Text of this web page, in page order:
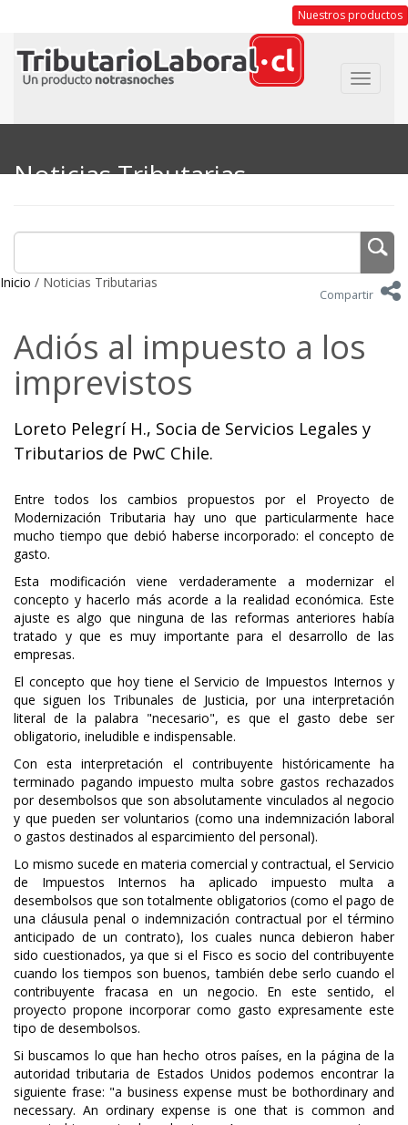
Nuestros productos
Toggle
Noticias Tributarias
Inicio / Noticias Tributarias
Compartir
Adiós al impuesto a los
imprevistos
Loreto Pelegrí H., Socia de Servicios Legales y
Tributarios de PwC Chile.
Entre todos los cambios propuestos por el Proyecto de
Modernización Tributaria hay uno que particularmente hace
mucho tiempo que debió haberse incorporado: el concepto de
gasto.
Esta modificación viene verdaderamente a modernizar el
concepto y hacerlo más acorde a la realidad económica. Este
ajuste es algo que ninguna de las reformas anteriores había
tratado y que es muy importante para el desarrollo de las
empresas.
El concepto que hoy tiene el Servicio de Impuestos Internos y
que siguen los Tribunales de Justicia, por una interpretación
literal de la palabra "necesario", es que el gasto debe ser
obligatorio, ineludible e indispensable.
Con esta interpretación el contribuyente históricamente ha
terminado pagando impuesto multa sobre gastos rechazados
por desembolsos que son absolutamente vinculados al negocio
y que pueden ser voluntarios (como una indemnización laboral
o gastos destinados al esparcimiento del personal).
Lo mismo sucede en materia comercial y contractual, el Servicio
de Impuestos Internos ha aplicado impuesto multa a
desembolsos que son totalmente obligatorios (como el pago de
una cláusula penal o indemnización contractual por el término
anticipado de un contrato), los cuales nunca debieron haber
sido cuestionados, ya que si el Fisco es socio del contribuyente
cuando los tiempos son buenos, también debe serlo cuando el
contribuyente fracasa en un negocio. En este sentido, el
proyecto propone incorporar como gasto expresamente este
tipo de desembolsos.
Si buscamos lo que han hecho otros países, en la página de la
autoridad tributaria de Estados Unidos podemos encontrar la
siguiente frase: "a business expense must be bothordinary and
necessary. An ordinary expense is one that is common and